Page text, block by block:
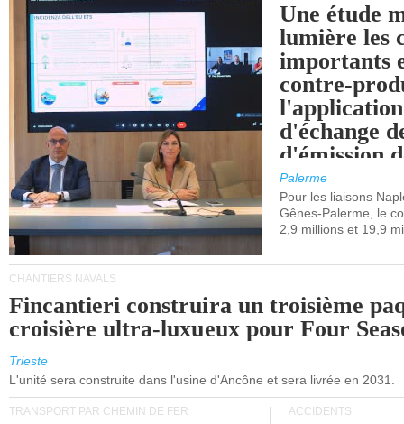
Une étude
lumière les
importants
contre-
d'échange
d'émission
(SEQE-UE)
maritimes
occidentale.
Palerme
Pour les liaisons
Gênes-Palerme, le
2,9 millions et 19,9
CHANTIERS NAVALS
Fincantieri construira un troisième
croisière ultra-luxueux pour Four
Trieste
L'unité sera construite dans l'usine d'Ancône et sera livrée en 2031.
TRANSPORT PAR CHEMIN DE FER ACCIDENTS